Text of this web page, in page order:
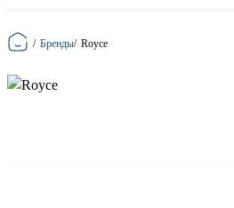
Главная
/ Бренды/ Royce